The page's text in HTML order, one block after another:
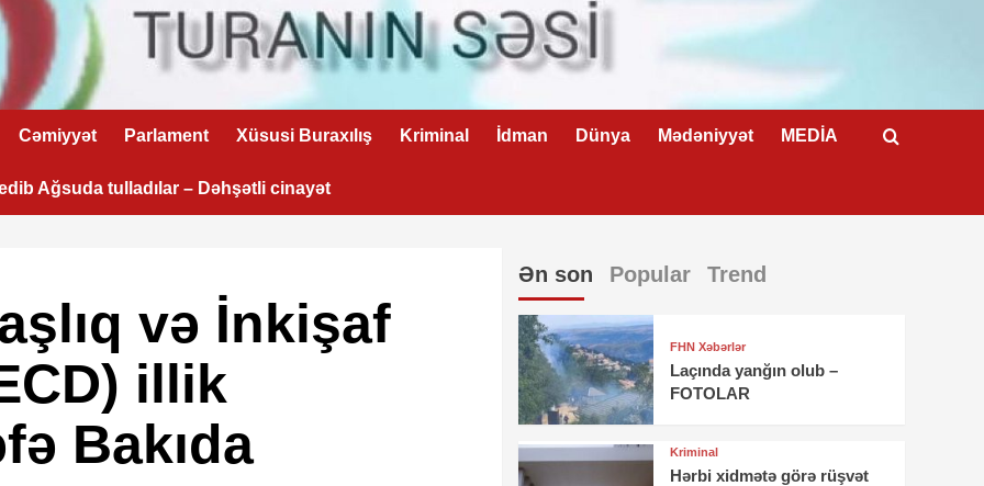
Cəmiyyət Parlament Xüsusi Buraxılış Kriminal İdman Dünya Mədəniyyət MEDİA
Ağsuda tulladılar – Dəhşətli cinayət
və İnkişaf
illik
Bakıda
Ən son Popular Trend
FHN Xəbərlər
Laçında yanğın olub –
FOTOLAR
Kriminal
Hərbi xidmətə görə rüşvət